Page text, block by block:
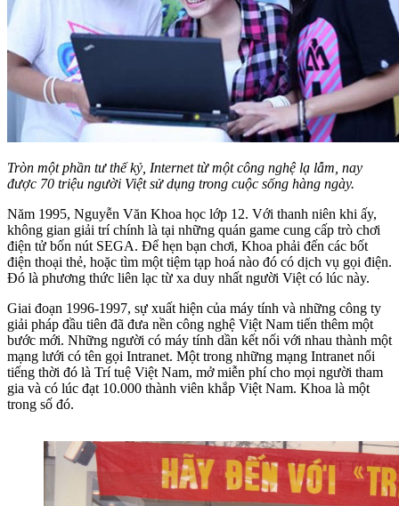
Tròn một phần tư thế kỷ, Internet từ một công nghệ lạ lẫm, nay
được 70 triệu người Việt sử dụng trong cuộc sống hàng ngày.
Năm 1995, Nguyễn Văn Khoa học lớp 12. Với thanh niên khi ấy,
không gian giải trí chính là tại những quán game cung cấp trò chơi
điện tử bốn nút SEGA. Để hẹn bạn chơi, Khoa phải đến các bốt
điện thoại thẻ, hoặc tìm một tiệm tạp hoá nào đó có dịch vụ gọi điện.
Đó là phương thức liên lạc từ xa duy nhất người Việt có lúc này.
Giai đoạn 1996-1997, sự xuất hiện của máy tính và những công ty
giải pháp đầu tiên đã đưa nền công nghệ Việt Nam tiến thêm một
bước mới. Những người có máy tính dần kết nối với nhau thành một
mạng lưới có tên gọi Intranet. Một trong những mạng Intranet nổi
tiếng thời đó là Trí tuệ Việt Nam, mở miễn phí cho mọi người tham
gia và có lúc đạt 10.000 thành viên khắp Việt Nam. Khoa là một
trong số đó.